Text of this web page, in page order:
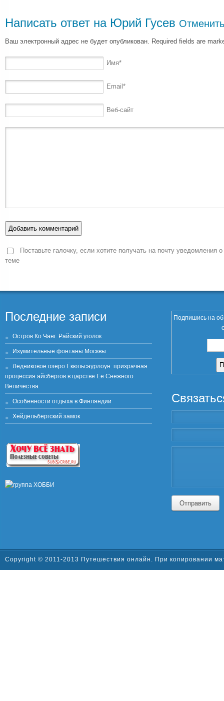
Написать ответ на Юрий Гусев
Ваш электронный адрес не будет опубликован. Required fields are
Имя*
Email *
Веб-сайт
Поставьте галочку, если хотите получать на почту уведомления
теме
Последние записи
Остров Ко Чанг. Райский уголок
Изумительные фонтаны Москвы
Ледниковое озеро Ёкюльсаурлоун: призрачная
процессия айсбергов в царстве Ее Снежного
Величества
Особенности отдыха в Финляндии
Хейдельбергский замок
Подпишись на
Отправить
Copyright © 2011-2013 Путешествия онлайн. При копировании